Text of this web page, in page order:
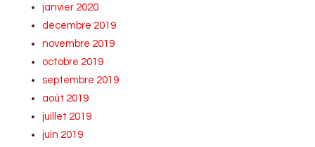
janvier 2020
décembre 2019
novembre 2019
octobre 2019
septembre 2019
août 2019
juillet 2019
juin 2019